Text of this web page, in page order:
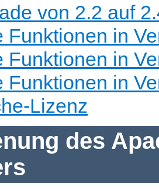
von 2.2 auf
Funktionen in
Funktionen in
Funktionen in
Lizenz
des